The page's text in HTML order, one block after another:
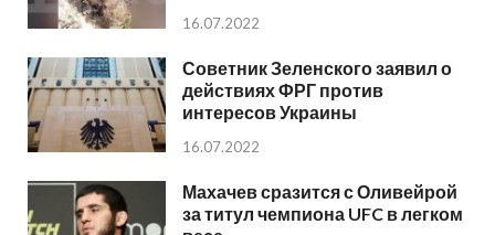
16.07.2022
Советник Зеленского заявил о
действиях ФРГ против
интересов Украины
16.07.2022
Махачев сразится с Оливейрой
за титул чемпиона UFC в легком